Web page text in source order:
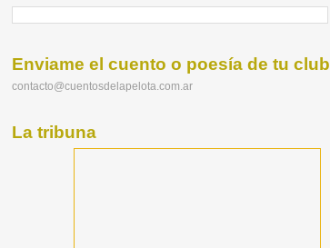
Enviame el cuento o poesía de tu club
contacto@cuentosdelapelota.com.ar
La tribuna